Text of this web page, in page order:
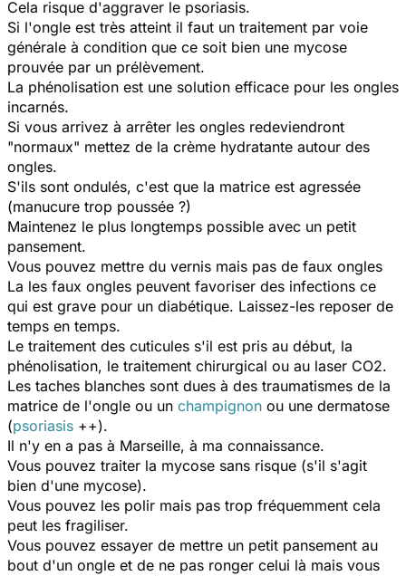
Cela risque d'aggraver le psoriasis.
Si l'ongle est très atteint il faut un traitement par voie
générale à condition que ce soit bien une mycose
prouvée par un prélèvement.
La phénolisation est une solution efficace pour les ongles
incarnés.
Si vous arrivez à arrêter les ongles redeviendront
"normaux" mettez de la crème hydratante autour des
ongles.
S'ils sont ondulés, c'est que la matrice est agressée
(manucure trop poussée ?)
Maintenez le plus longtemps possible avec un petit
pansement.
Vous pouvez mettre du vernis mais pas de faux ongles
La les faux ongles peuvent favoriser des infections ce
qui est grave pour un diabétique. Laissez-les reposer de
temps en temps.
Le traitement des cuticules s'il est pris au début, la
phénolisation, le traitement chirurgical ou au laser CO2.
Les taches blanches sont dues à des traumatismes de la
matrice de l'ongle ou un champignon ou une dermatose
(psoriasis ++).
Il n'y en a pas à Marseille, à ma connaissance.
Vous pouvez traiter la mycose sans risque (s'il s'agit
bien d'une mycose).
Vous pouvez les polir mais pas trop fréquemment cela
peut les fragiliser.
Vous pouvez essayer de mettre un petit pansement au
bout d'un ongle et de ne pas ronger celui là mais vous